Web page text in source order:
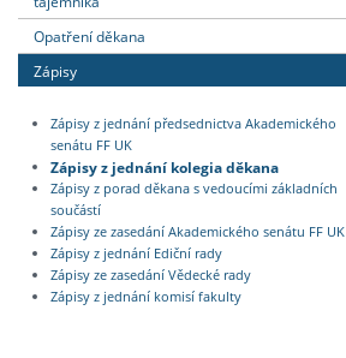
Opatření děkana
Zápisy
Zápisy z jednání předsednictva Akademického
senátu FF UK
Zápisy z jednání kolegia děkana
Zápisy z porad děkana s vedoucími základních
součástí
Zápisy ze zasedání Akademického senátu FF UK
Zápisy z jednání Ediční rady
Zápisy ze zasedání Vědecké rady
Zápisy z jednání komisí fakulty